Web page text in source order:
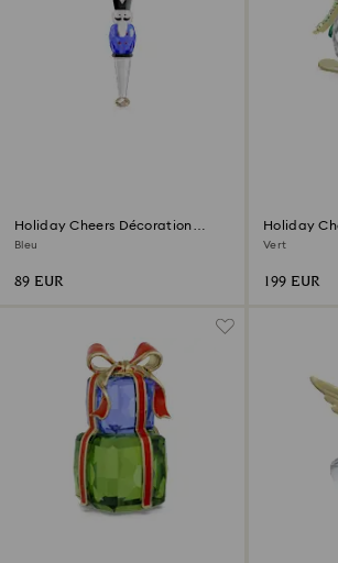
Holiday Cheers Décoration
Casse-noisettes
Bleu
89 EUR
Holiday
Vert
199 EUR